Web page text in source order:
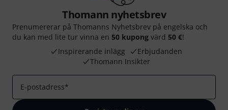
Thomann nyhetsbrev
Prenumererar på Thomanns Nyhetsbrev på engelska och
du kan med lite tur vinna en 50 kupong värd 50 €!
Inspirerande inlägg
Erbjudanden
Thomann Insikter
E-postadress*